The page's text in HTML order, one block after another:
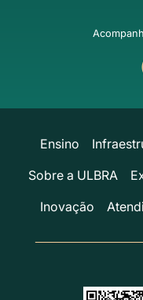
Ensino
Sobre a ULBRA
Inovação